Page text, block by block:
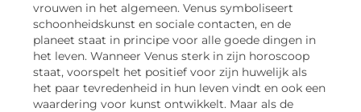
vrouwen in het algemeen. Venus symboliseert
schoonheidskunst en sociale contacten, en de
planeet staat in principe voor alle goede dingen in
het leven. Wanneer Venus sterk in zijn horoscoop
staat, voorspelt het positief voor zijn huwelijk als
het paar tevredenheid in hun leven vindt en ook een
waardering voor kunst ontwikkelt. Maar als de